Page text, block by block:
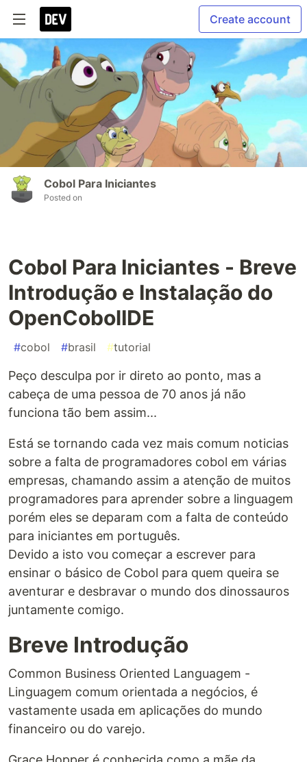
Create account
Cobol Para Iniciantes
Posted on
Cobol Para Iniciantes - Breve
Introdução e Instalação do
OpenCobolIDE
#cobol #brasil #tutorial
Peço desculpa por ir direto ao ponto, mas a
cabeça de uma pessoa de 70 anos já não
funciona tão bem assim...
Está se tornando cada vez mais comum noticias
sobre a falta de programadores cobol em várias
empresas, chamando assim a atenção de muitos
programadores para aprender sobre a linguagem
porém eles se deparam com a falta de conteúdo
para iniciantes em português.
Devido a isto vou começar a escrever para
ensinar o básico de Cobol para quem queira se
aventurar e desbravar o mundo dos dinossauros
juntamente comigo.
Breve Introdução
Common Business Oriented Languagem -
Linguagem comum orientada a negócios, é
vastamente usada em aplicações do mundo
financeiro ou do varejo.